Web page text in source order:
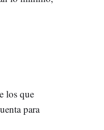
los que
para